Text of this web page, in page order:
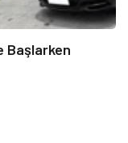
Başlarken